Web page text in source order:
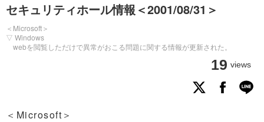
セキュリティホール情報＜2001/08/31＞
＜Microsoft＞
▽ Windows
webを閲覧しただけで異常がおこる問題に関する情報が更新された。
19 views
＜Microsoft＞